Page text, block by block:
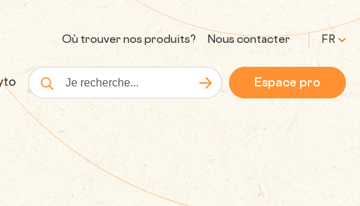
Où trouver nos produits? Nous contacter FR
Recherche Lancer la rechercheEspace pro